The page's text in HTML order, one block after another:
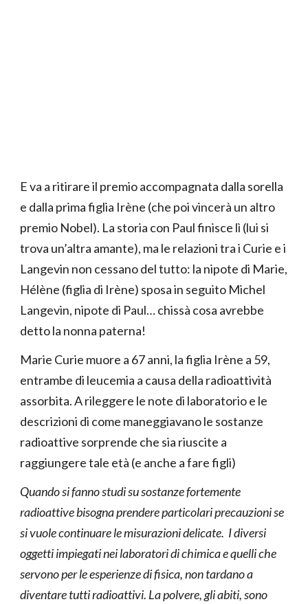
E va a ritirare il premio accompagnata dalla sorella
e dalla prima figlia Irène (che poi vincerà un altro
premio Nobel). La storia con Paul finisce lì (lui si
trova un’altra amante), ma le relazioni tra i Curie e i
Langevin non cessano del tutto: la nipote di Marie,
Hélène (figlia di Irène) sposa in seguito Michel
Langevin, nipote di Paul… chissà cosa avrebbe
detto la nonna paterna!
Marie Curie muore a 67 anni, la figlia Irène a 59,
entrambe di leucemia a causa della radioattività
assorbita. A rileggere le note di laboratorio e le
descrizioni di come maneggiavano le sostanze
radioattive sorprende che sia riuscite a
raggiungere tale età (e anche a fare figli)
Quando si fanno studi su sostanze fortemente
radioattive bisogna prendere particolari precauzioni se
si vuole continuare le misurazioni delicate. I diversi
oggetti impiegati nei laboratori di chimica e quelli che
servono per le esperienze di fisica, non tardano a
diventare tutti radioattivi. La polvere, gli abiti, sono